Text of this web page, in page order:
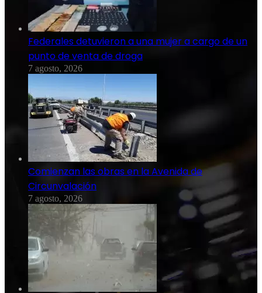
Federales detuvieron a una mujer a cargo de un
punto de venta de droga
7 agosto, 2026
Comienzan las obras en la Avenida de
Circunvalación
7 agosto, 2026